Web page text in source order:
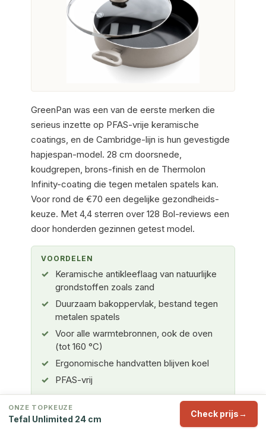
GreenPan was een van de eerste merken die
serieus inzette op PFAS-vrije keramische
coatings, en de Cambridge-lijn is hun gevestigde
hapjespan-model. 28 cm doorsnede,
koudgrepen, brons-finish en de Thermolon
Infinity-coating die tegen metalen spatels kan.
Voor rond de €70 een degelijke gezondheids-
keuze. Met 4,4 sterren over 128 Bol-reviews een
door honderden gezinnen getest model.
VOORDELEN
Keramische antikleeflaag van natuurlijke
grondstoffen zoals zand
Duurzaam bakoppervlak, bestand tegen
metalen spatels
Voor alle warmtebronnen, ook de oven
(tot 160 °C)
Ergonomische handvatten blijven koel
PFAS-vrij
NADELEN
ONZE TOPKEUZE
Tefal Unlimited 24 cm Check prijs